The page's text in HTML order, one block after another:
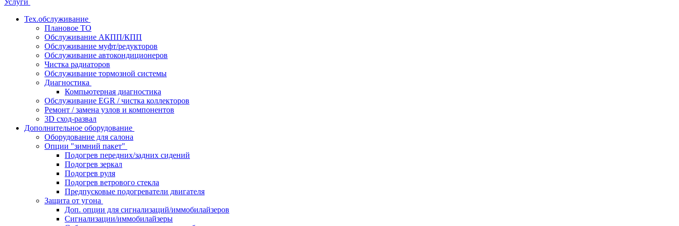
Услуги
Тех.обслуживание
Плановое ТО
Обслуживание АКПП/КПП
Обслуживание муфт/редукторов
Обслуживание автокондиционеров
Чистка радиаторов
Обслуживание тормозной системы
Диагностика
Компьютерная диагностика
Обслуживание EGR / чистка коллекторов
Ремонт / замена узлов и компонентов
3D сход-развал
Дополнительное оборудование
Оборудование для салона
Опции "зимний пакет"
Подогрев передних/задних сидений
Подогрев зеркал
Подогрев руля
Подогрев ветрового стекла
Предпусковые подогреватели двигателя
Защита от угона
Доп. опции для сигнализаций/иммобилайзеров
Сигнализации/иммобилайзеры